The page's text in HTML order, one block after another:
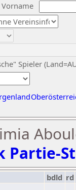
Vorname
Spieler
Partie-
bdld rd